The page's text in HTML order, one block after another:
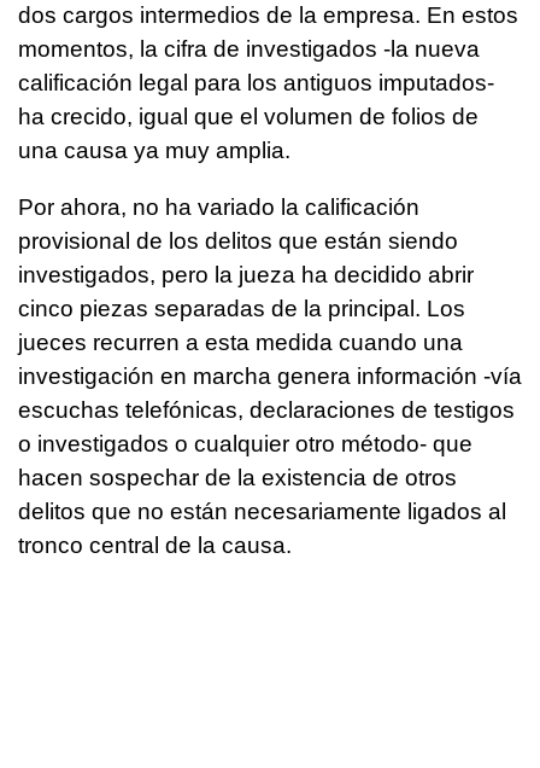
dos cargos intermedios de la empresa. En estos
momentos, la cifra de investigados -la nueva
calificación legal para los antiguos imputados-
ha crecido, igual que el volumen de folios de
una causa ya muy amplia.
Por ahora, no ha variado la calificación
provisional de los delitos que están siendo
investigados, pero la jueza ha decidido abrir
cinco piezas separadas de la principal. Los
jueces recurren a esta medida cuando una
investigación en marcha genera información -vía
escuchas telefónicas, declaraciones de testigos
o investigados o cualquier otro método- que
hacen sospechar de la existencia de otros
delitos que no están necesariamente ligados al
tronco central de la causa.